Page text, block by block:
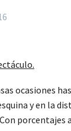
ocasiones
y en la
porcentajes